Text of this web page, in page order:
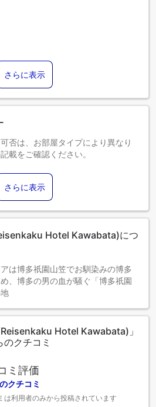
さらに表示
否は、お部屋タイプにより異なり
載をご確認ください。
さらに表示
Hotel Kawabata)につ
は博多祇園山笠でお馴染みの博多
、博多の男の血が騒ぐ「博多祇園
Hotel Kawabata)」
クチコミ
ミ評価
クチコミ
は利用者のみから投稿されています